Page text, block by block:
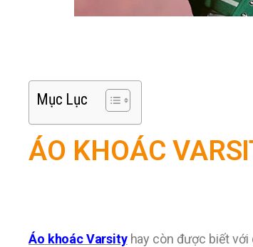
Mục Lục
ÁO KHOÁC
Áo khoác Varsityhay còn được biết với